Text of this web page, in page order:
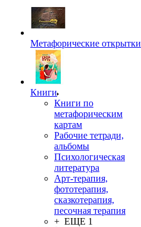
Метафорические открытки
Книги
Книги по
метафорическим
картам
Рабочие тетради,
альбомы
Психологическая
литература
Арт-терапия,
фототерапия,
сказкотерапия,
песочная терапия
+ ЕЩЕ 1